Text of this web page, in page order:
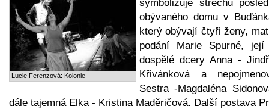
Lucie Ferenzová: Kolonie
symbolizuje střechu
obývaného domu v
který obývají čtyři ženy,
podání Marie Spurné, její
dospělé dcery Anna -
Křivánková a
Sestra -Magdaléna
dále tajemná Elka - Kristina Maděričová. Další postava